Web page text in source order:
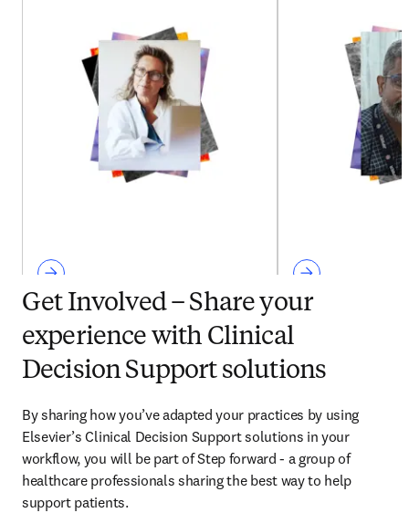
Get Involved – Share your
experience with Clinical
Decision Support solutions
By sharing how you’ve adapted your practices by using
Elsevier’s Clinical Decision Support solutions in your
workflow, you will be part of Step forward - a group of
healthcare professionals sharing the best way to help
support patients.